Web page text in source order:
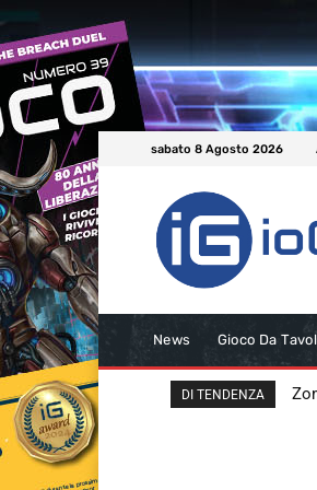
sabato 8 Agosto 2026
News Gioco Da
DI TENDENZA